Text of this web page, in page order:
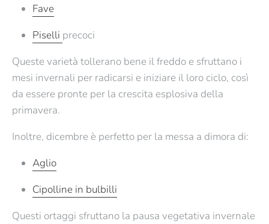
Fave
Piselli precoci
Queste varietà tollerano bene il freddo e sfruttano i
mesi invernali per radicarsi e iniziare il loro ciclo, così
da essere pronte per la crescita esplosiva della
primavera.
Inoltre, dicembre è perfetto per la messa a dimora di:
Aglio
Cipolline in bulbilli
Questi ortaggi sfruttano la pausa vegetativa invernale